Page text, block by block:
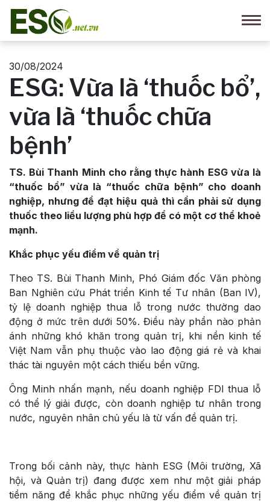
30/08/2024
ESG: Vừa là ‘thuốc bổ’,
vừa là ‘thuốc chữa
bệnh’
TS. Bùi Thanh Minh cho rằng thực hành ESG vừa là
“thuốc bổ” vừa là “thuốc chữa bệnh” cho doanh
nghiệp, nhưng để đạt hiệu quả thì cần phải sử dụng
thuốc theo liều lượng phù hợp để có một cơ thể khoẻ
mạnh.
Khắc phục yếu điểm về quản trị
Theo TS. Bùi Thanh Minh, Phó Giám đốc Văn phòng
Ban Nghiên cứu Phát triển Kinh tế Tư nhân (Ban IV),
tỷ lệ doanh nghiệp thua lỗ trong nước thường dao
động ở mức trên dưới 50%. Điều này phần nào phản
ánh những khó khăn trong quản trị, khi nền kinh tế
Việt Nam vẫn phụ thuộc vào lao động giá rẻ và khai
thác tài nguyên một cách thiếu bền vững.
Ông Minh nhấn mạnh, nếu doanh nghiệp FDI thua lỗ
có thể lý giải được, còn doanh nghiệp tư nhân trong
nước, nguyên nhân chủ yếu là từ vấn đề quản trị.
Trong bối cảnh này, thực hành ESG (Môi trường, Xã
hội, và Quản trị) đang được xem như một giải pháp
tiềm năng để khắc phục những yếu điểm về quản trị